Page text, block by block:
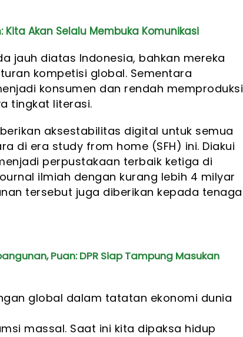
Kita Akan Selalu Membuka Komunikasi
jauh diatas Indonesia, bahkan mereka
kompetisi global. Sementara
konsumen dan rendah memproduksi
tingkat literasi.
aksestabilitas digital untuk semua
di era study from home (SFH) ini. Diakui
perpustakaan terbaik ketiga di
ilmiah dengan kurang lebih 4 milyar
tersebut juga diberikan kepada tenaga
Puan: DPR Siap Tampung Masukan
global dalam tatatan ekonomi dunia
massal. Saat ini kita dipaksa hidup